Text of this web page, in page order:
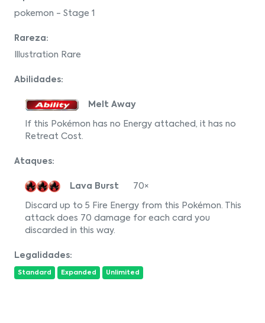
pokemon - Stage 1
Rareza:
Illustration Rare
Abilidades:
Melt Away
If this Pokémon has no Energy attached, it has no
Retreat Cost.
Ataques:
Lava Burst 70×
Discard up to 5 Fire Energy from this Pokémon. This
attack does 70 damage for each card you
discarded in this way.
Legalidades:
Standard Expanded Unlimited